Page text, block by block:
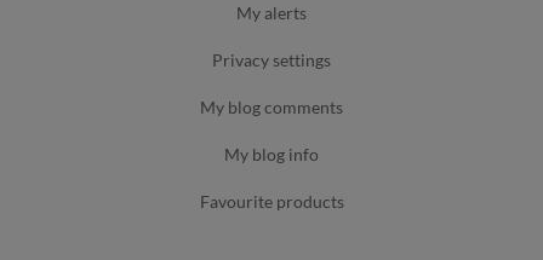
my alerts
privacy settings
my blog comments
my blog info
favourite products